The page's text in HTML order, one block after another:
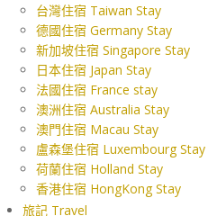
台灣住宿 Taiwan Stay
德國住宿 Germany Stay
新加坡住宿 Singapore Stay
日本住宿 Japan Stay
法國住宿 France stay
澳洲住宿 Australia Stay
澳門住宿 Macau Stay
盧森堡住宿 Luxembourg Stay
荷蘭住宿 Holland Stay
香港住宿 HongKong Stay
旅記 Travel